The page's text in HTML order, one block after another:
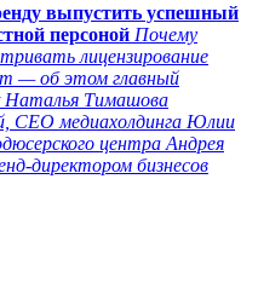
выпустить успешный
персоной Почему
лицензирование
— об этом главный
Наталья Тимашова
СЕО медиахолдинга Юлии
центра Андрея
директором бизнесов